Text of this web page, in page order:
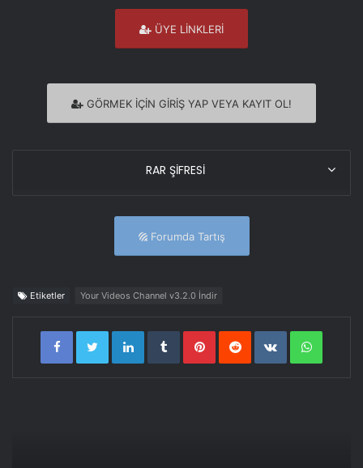
ÜYE LİNKLERİ
GÖRMEK İÇİN GİRİŞ YAP VEYA KAYIT OL!
RAR ŞİFRESİ
Forumda Tartış
Etiketler Your Videos Channel v3.2.0 İndir
LinkedInTumblrPinterestReddit VKontakte